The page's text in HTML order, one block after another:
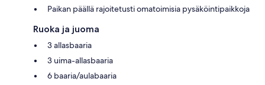
Paikan päällä rajoitetusti omatoimisia pysäköintipaikkoja
Ruoka ja juoma
3 allasbaaria
3 uima-allasbaaria
6 baaria/aulabaaria